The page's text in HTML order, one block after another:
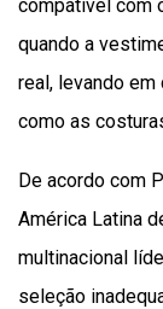
compatível com
quando a
real, levando
como as
De acordo com
América Latina
multinacional
seleção